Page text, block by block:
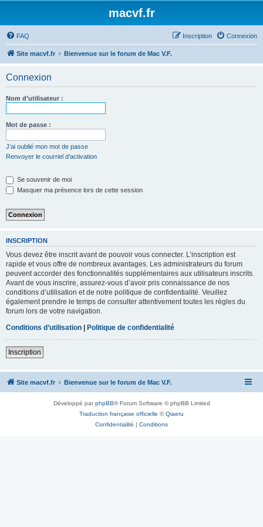
macvf.fr
FAQ Connexion
Inscription
Site macvf.fr Bienvenue sur le forum de Mac V.F.
Connexion
Nom d’utilisateur :
Mot de passe :
J’ai oublié mon mot de passe
Renvoyer le courriel d’activation
Se souvenir de moi
Masquer ma présence lors de cette session
INSCRIPTION
Vous devez être inscrit avant de pouvoir vous connecter. L’inscription est
rapide et vous offre de nombreux avantages. Les administrateurs du forum
peuvent accorder des fonctionnalités supplémentaires aux utilisateurs inscrits.
Avant de vous inscrire, assurez-vous d’avoir pris connaissance de nos
conditions d’utilisation et de notre politique de confidentialité. Veuillez
également prendre le temps de consulter attentivement toutes les règles du
forum lors de votre navigation.
Conditions d’utilisation | Politique de confidentialité
Inscription
Site macvf.fr Bienvenue sur le forum de Mac V.F.
Développé parphpBB® Forum Software © phpBB Limited
Traduction française officielle ©Qiaeru
Confidentialité | Conditions